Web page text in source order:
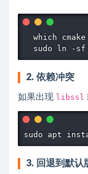
which cmake
sudo ln -sf
2. 依赖冲突
如果出现 libssl
sudo apt
3. 回退到默认